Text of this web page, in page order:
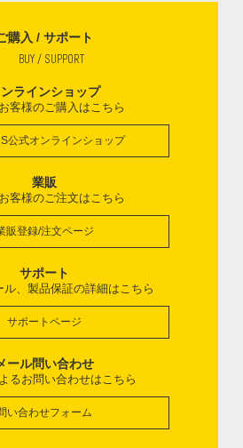
購入 / サポート
BUY / SUPPORT
ラインショップ
客様のご購入はこちら
公式オンラインショップ
業販
客様のご注文はこちら
販登録/注文ページ
サポート
ル、製品保証の詳細はこちら
サポートページ
ール問い合わせ
るお問い合わせはこちら
い合わせフォーム